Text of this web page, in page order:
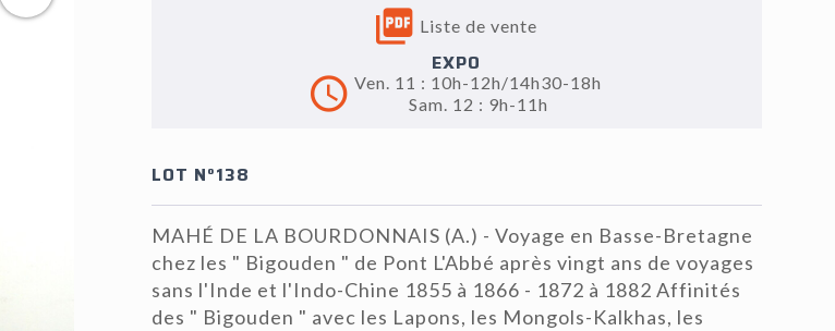
Liste de vente
EXPO
Ven. 11 : 10h-12h/14h30-18h
Sam. 12 : 9h-11h
LOT N°138
MAHÉ DE LA BOURDONNAIS (A.) - Voyage en Basse-Bretagne
chez les " Bigouden " de Pont L'Abbé après vingt ans de voyages
sans l'Inde et l'Indo-Chine 1855 à 1866 - 1872 à 1882 Affinités
des " Bigouden " avec les Lapons, les Mongols-Kalkhas, les